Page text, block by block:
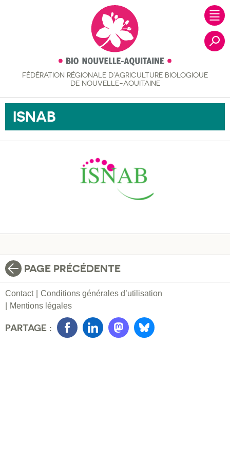
FÉDÉRATION RÉGIONALE D’AGRICULTURE BIOLOGIQUE
DE NOUVELLE-AQUITAINE
ISNAB
PAGE PRÉCÉDENTE
Contact
Conditions générales d’utilisation
Mentions légales
PARTAGE :
FacebookLinkedInMastondon
Bluesky